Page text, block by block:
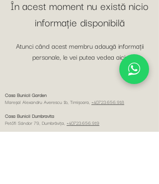
În acest moment nu există nicio
informație disponibilă
Atunci când acest membru adaugă informații
personale, le vei putea vedea aici.
Casa Bunicii Garden
Mareșal Alexandru Averescu 1b, Timişoara, +40723.656.918
Casa Bunicii Dumbravita
Petőfi Sándor 79, Dumbrăviţa, +40723.656.919